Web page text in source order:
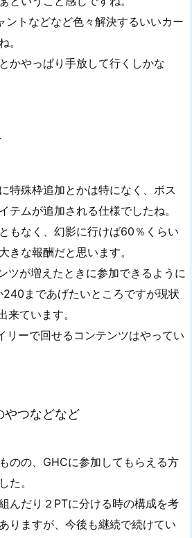
ントなどなど色々解決するいいカー
。
かやっぱり手放して行くしかな
特殊枠追加とかは特になく、ボス
テムが追加される仕様でしたね。
もなく、幻影に行けば60％くらい
きな報酬だと思います。
ツが増えたときに参加できるように
240まであげたいところですが現状
ています。
リーで回せるコンテンツはやってい
やつなどなど
のの、GHCに参加してもらえる方
た。
んだり２PTに分ける時の構成を考
りますが、今後も継続で続けてい